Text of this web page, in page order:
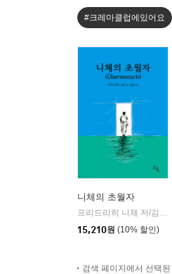
#크레마클럽에있어요
니체의 초월자
프리드리히 니체 저/김철 편역
15,210원 (10% 할인)
검색 페이지에서 선택